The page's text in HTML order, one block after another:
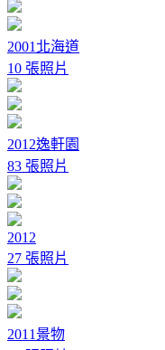
2001北海道
10 張照片
2012逸軒園
83 張照片
2012
27 張照片
2011景物